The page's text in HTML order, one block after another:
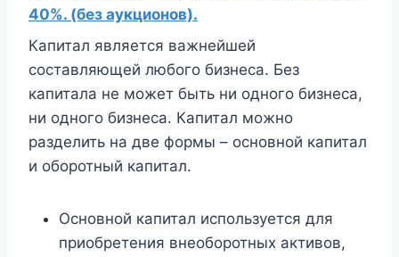
40%. (без аукционов).
Капитал является важнейшей
составляющей любого бизнеса. Без
капитала не может быть ни одного бизнеса,
ни одного бизнеса. Капитал можно
разделить на две формы – основной капитал
и оборотный капитал.
Основной капитал используется для
приобретения внеоборотных активов,